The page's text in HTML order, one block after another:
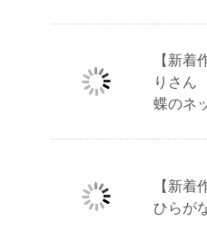
【新
りさん
蝶のネ
【新
ひらが